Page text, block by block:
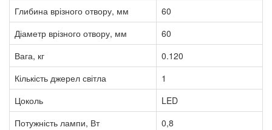
Глибина врізного отвору, мм
60
Діаметр врізного отвору, мм
60
Вага, кг
0.120
Кількість джерел світла
1
Цоколь
LED
Потужність лампи, Вт
0,8